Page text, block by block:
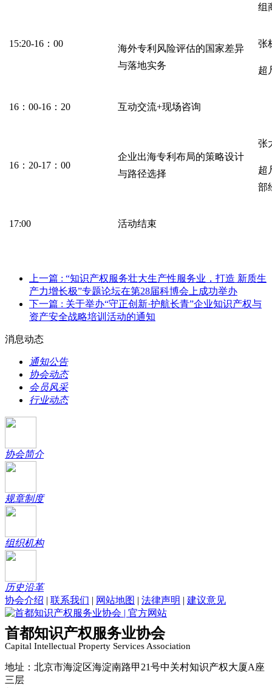
组
15:20-16：00
海外专利风险评估的国家差异
与落地实务
张
超
16：00-16：20 互动交流+现场咨询
16：20-17：00
企业出海专利布局的策略设计
与路径选择
张
超
部
17:00 活动结束
上一篇 : “知识产权服务壮大生产性服务业，打造 新质生
产力增长极”专题论坛在第28届科博会上成功举办
下一篇 : 关于举办“守正创新·护航长青”企业知识产权与
资产安全战略培训活动的通知
消息动态
通知公告
协会动态
会员风采
行业动态
协会简介
规章制度
组织机构
历史沿革
协会介绍
联系我们 网站地图 法律声明 建议意见
首都知识产权服务业协会
Capital Intellectual Property Services Association
地址：北京市海淀区海淀南路甲21号中关村知识产权大厦A座
三层